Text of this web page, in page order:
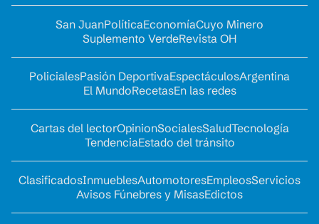
San JuanPolíticaEconomíaCuyo Minero
Suplemento VerdeRevista OH
PolicialesPasión DeportivaEspectáculosArgentina
El MundoRecetasEn las redes
Cartas del lectorOpinionSocialesSaludTecnología
TendenciaEstado del tránsito
ClasificadosInmueblesAutomotoresEmpleosServicios
Avisos Fúnebres y MisasEdictos